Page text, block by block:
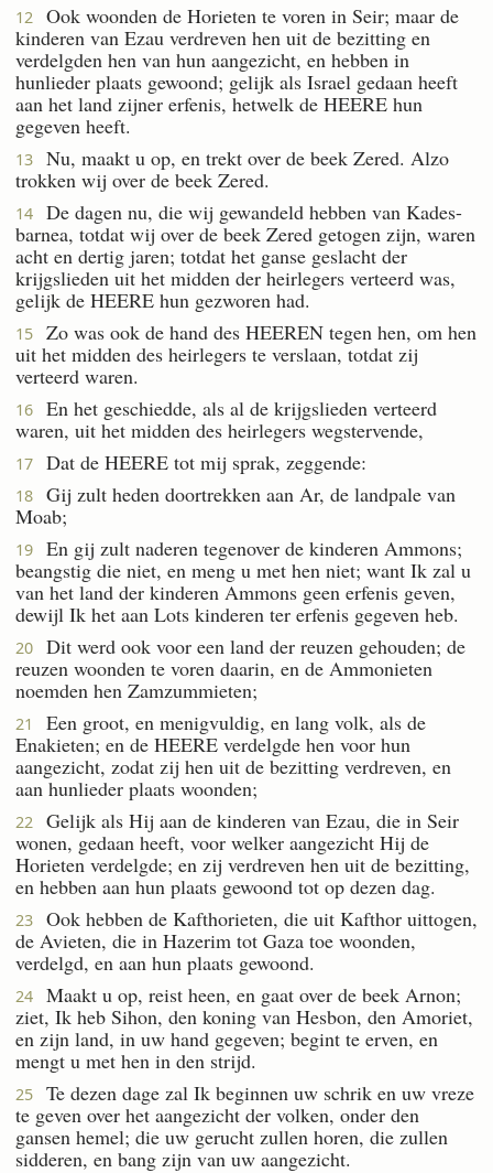
12
Ook woonden de Horieten te voren in Seir; maar de
kinderen van Ezau verdreven hen uit de bezitting en
verdelgden hen van hun aangezicht, en hebben in
hunlieder plaats gewoond; gelijk als Israel gedaan heeft
aan het land zijner erfenis, hetwelk de HEERE hun
gegeven heeft.
13
Nu, maakt u op, en trekt over de beek Zered. Alzo
trokken wij over de beek Zered.
14
De dagen nu, die wij gewandeld hebben van Kades-
barnea, totdat wij over de beek Zered getogen zijn, waren
acht en dertig jaren; totdat het ganse geslacht der
krijgslieden uit het midden der heirlegers verteerd was,
gelijk de HEERE hun gezworen had.
15
Zo was ook de hand des HEEREN tegen hen, om hen
uit het midden des heirlegers te verslaan, totdat zij
verteerd waren.
16
En het geschiedde, als al de krijgslieden verteerd
waren, uit het midden des heirlegers wegstervende,
17 Dat de HEERE tot mij sprak, zeggende:
18
Gij zult heden doortrekken aan Ar, de landpale van
Moab;
19
En gij zult naderen tegenover de kinderen Ammons;
beangstig die niet, en meng u met hen niet; want Ik zal u
van het land der kinderen Ammons geen erfenis geven,
dewijl Ik het aan Lots kinderen ter erfenis gegeven heb.
20
Dit werd ook voor een land der reuzen gehouden; de
reuzen woonden te voren daarin, en de Ammonieten
noemden hen Zamzummieten;
21
Een groot, en menigvuldig, en lang volk, als de
Enakieten; en de HEERE verdelgde hen voor hun
aangezicht, zodat zij hen uit de bezitting verdreven, en
aan hunlieder plaats woonden;
22
Gelijk als Hij aan de kinderen van Ezau, die in Seir
wonen, gedaan heeft, voor welker aangezicht Hij de
Horieten verdelgde; en zij verdreven hen uit de bezitting,
en hebben aan hun plaats gewoond tot op dezen dag.
23
Ook hebben de Kafthorieten, die uit Kafthor uittogen,
de Avieten, die in Hazerim tot Gaza toe woonden,
verdelgd, en aan hun plaats gewoond.
24
Maakt u op, reist heen, en gaat over de beek Arnon;
ziet, Ik heb Sihon, den koning van Hesbon, den Amoriet,
en zijn land, in uw hand gegeven; begint te erven, en
mengt u met hen in den strijd.
25
Te dezen dage zal Ik beginnen uw schrik en uw vreze
te geven over het aangezicht der volken, onder den
gansen hemel; die uw gerucht zullen horen, die zullen
sidderen, en bang zijn van uw aangezicht.